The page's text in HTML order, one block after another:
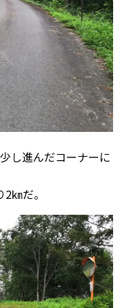
し進んだコーナーに
㎞だ。